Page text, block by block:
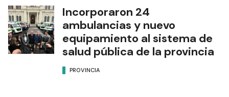
Incorporaron 24
ambulancias y nuevo
equipamiento al sistema de
salud pública de la provincia
PROVINCIA